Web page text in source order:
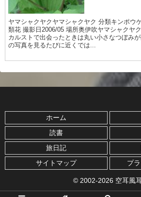
ヤマシャクヤクヤマシャクヤク 分類キンポウ
類花 撮影日2006/05 場所奥伊吹ヤマシャクヤ
カルストで出会ったときは丸い小さなつぼみ
の写真を見るたびに近くでは...
ホーム
読書
旅日記
サイトマップ
プ
© 2002-2026 空耳風